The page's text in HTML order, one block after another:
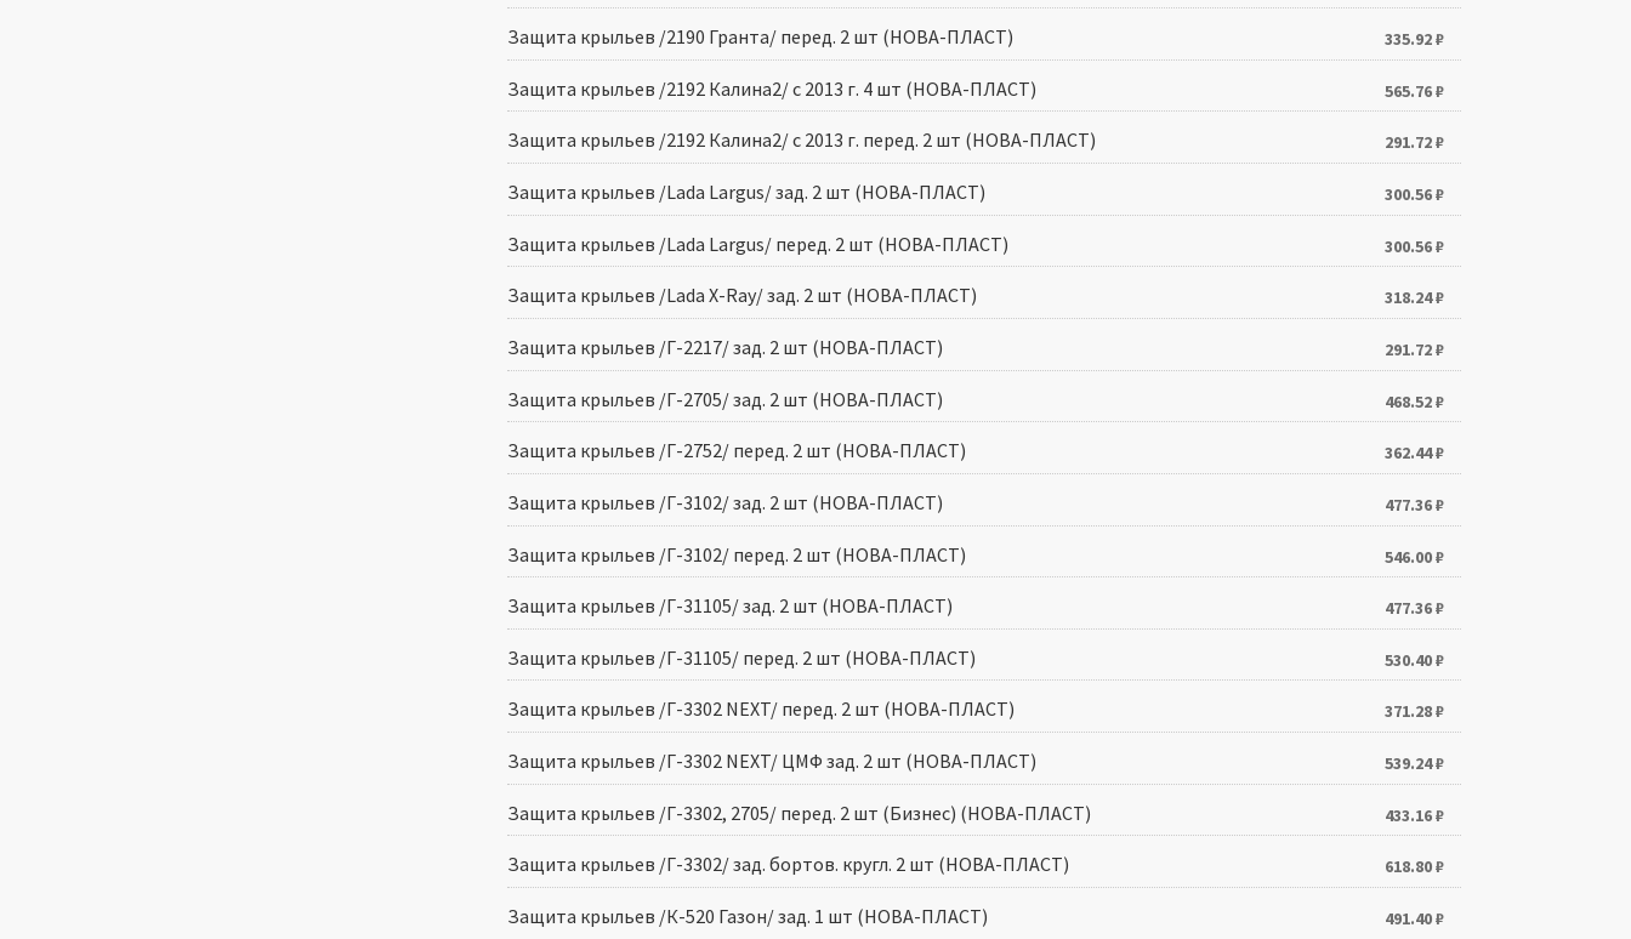
Защита крыльев /2190 Гранта/ перед. 2 шт (НОВА-ПЛАСТ) 335.92₽
Защита крыльев /2192 Калина2/ с 2013 г. 4 шт (НОВА-ПЛАСТ) 565.76₽
Защита крыльев /2192 Калина2/ с 2013 г. перед. 2 шт (НОВА-ПЛАСТ) 291.72₽
Защита крыльев /Lada Largus/ зад. 2 шт (НОВА-ПЛАСТ) 300.56₽
Защита крыльев /Lada Largus/ перед. 2 шт (НОВА-ПЛАСТ) 300.56₽
Защита крыльев /Lada X-Ray/ зад. 2 шт (НОВА-ПЛАСТ) 318.24₽
Защита крыльев /Г-2217/ зад. 2 шт (НОВА-ПЛАСТ) 291.72₽
Защита крыльев /Г-2705/ зад. 2 шт (НОВА-ПЛАСТ) 468.52₽
Защита крыльев /Г-2752/ перед. 2 шт (НОВА-ПЛАСТ) 362.44₽
Защита крыльев /Г-3102/ зад. 2 шт (НОВА-ПЛАСТ) 477.36₽
Защита крыльев /Г-3102/ перед. 2 шт (НОВА-ПЛАСТ) 546.00₽
Защита крыльев /Г-31105/ зад. 2 шт (НОВА-ПЛАСТ) 477.36₽
Защита крыльев /Г-31105/ перед. 2 шт (НОВА-ПЛАСТ) 530.40₽
Защита крыльев /Г-3302 NEXT/ перед. 2 шт (НОВА-ПЛАСТ) 371.28₽
Защита крыльев /Г-3302 NEXT/ ЦМФ зад. 2 шт (НОВА-ПЛАСТ) 539.24₽
Защита крыльев /Г-3302, 2705/ перед. 2 шт (Бизнес) (НОВА-ПЛАСТ) 433.16₽
Защита крыльев /Г-3302/ зад. бортов. кругл. 2 шт (НОВА-ПЛАСТ) 618.80₽
Защита крыльев /К-520 Газон/ зад. 1 шт (НОВА-ПЛАСТ) 491.40₽